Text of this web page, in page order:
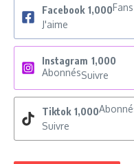
Facebook 1,000Fans
J'aime
Instagram 1,000
AbonnésSuivre
Tiktok 1,000
Suivre